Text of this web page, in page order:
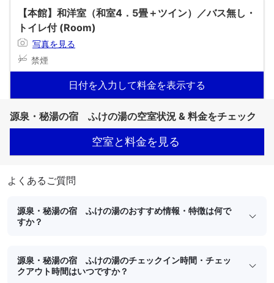
【本館】和洋室（和室4．5畳＋ツイン）／バス無し・
トイレ付 (Room)
写真を見る
禁煙
日付を入力して料金を表示する
源泉・秘湯の宿 ふけの湯の空室状況 & 料金をチェック
空室と料金を見る
よくあるご質問
源泉・秘湯の宿 ふけの湯のおすすめ情報・特徴は何で
すか？
源泉・秘湯の宿 ふけの湯のチェックイン時間・チェッ
クアウト時間はいつですか？